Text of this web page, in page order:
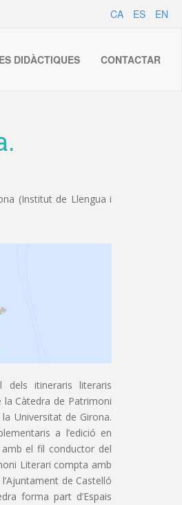
CA ES EN
DIDÀCTIQUES CONTACTAR
(Institut de Llengua i
itineraris literaris
Càtedra de Patrimoni
Universitat de Girona.
a l’edició en
el fil conductor del
Literari compta amb
de Castelló
forma part d’Espais